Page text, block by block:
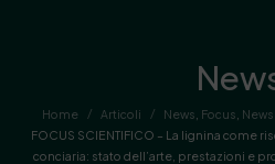
Home / Articoli / News Focus
FOCUS SCIENTIFICO – La lignina come
conciaria: stato dell’arte, prestazioni e